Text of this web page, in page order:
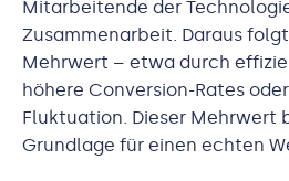
Mitarbeitende der
Zusammenarbeit. Daraus
Mehrwert – etwa durch
höhere Conversion-Rates
Fluktuation. Dieser Mehrwert
Grundlage für einen echten